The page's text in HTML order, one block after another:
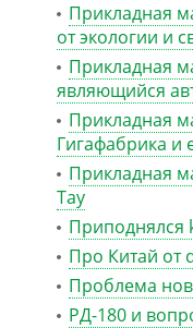
Прикладная
от экологии и
Прикладная
являющийся
Прикладная
Гигафабрика и
Прикладная
Тау
Приподнялся
Про Китай от
Проблема
РД-180 и